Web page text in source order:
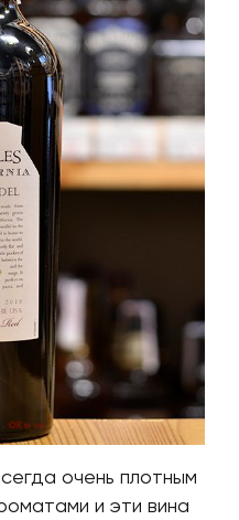
очень плотным
и эти вина